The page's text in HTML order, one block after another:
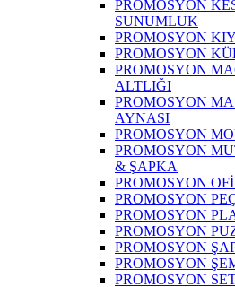
PROMOSYON
SUNUMLUK
PROMOSYON
PROMOSYON
PROMOSYON
ALTLIĞI
PROMOSYON
AYNASI
PROMOSYON
PROMOSYON
& ŞAPKA
PROMOSYON
PROMOSYON
PROMOSYON
PROMOSYON
PROMOSYON
PROMOSYON
PROMOSYON